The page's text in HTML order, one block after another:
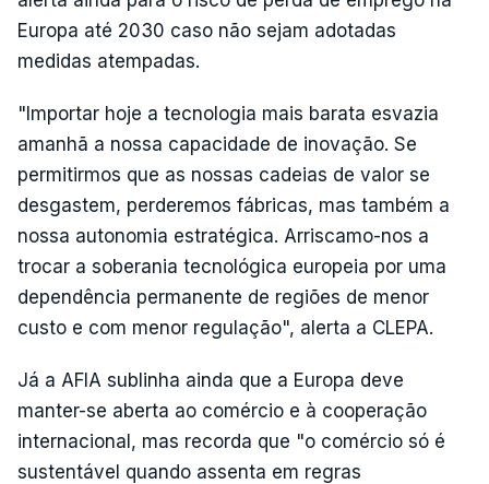
Europa até 2030 caso não sejam adotadas
medidas atempadas.
"Importar hoje a tecnologia mais barata esvazia
amanhã a nossa capacidade de inovação. Se
permitirmos que as nossas cadeias de valor se
desgastem, perderemos fábricas, mas também a
nossa autonomia estratégica. Arriscamo-nos a
trocar a soberania tecnológica europeia por uma
dependência permanente de regiões de menor
custo e com menor regulação", alerta a CLEPA.
Já a AFIA sublinha ainda que a Europa deve
manter-se aberta ao comércio e à cooperação
internacional, mas recorda que "o comércio só é
sustentável quando assenta em regras